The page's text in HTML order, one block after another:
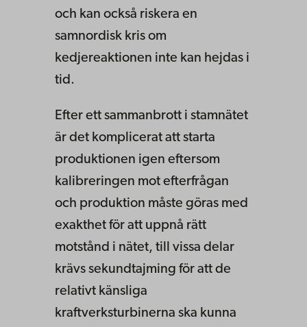
och kan också riskera en
samnordisk kris om
kedjereaktionen inte kan hejdas i
tid.
Efter ett sammanbrott i stamnätet
är det komplicerat att starta
produktionen igen eftersom
kalibreringen mot efterfrågan
och produktion måste göras med
exakthet för att uppnå rätt
motstånd i nätet, till vissa delar
krävs sekundtajming för att de
relativt känsliga
kraftverksturbinerna ska kunna